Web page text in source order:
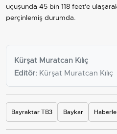
uçuşunda 45 bin 118 feet'e
perçinlemiş durumda.
Kürşat Muratcan Kılıç
Editör: Kürşat Muratcan Kılıç
Bayraktar TB3 Baykar